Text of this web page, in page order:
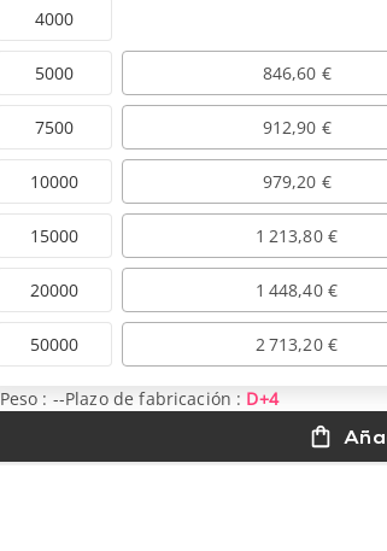
4000
5000
7500
10000
15000
20000
50000
846,60 €
912,90 €
979,20 €
1 213,80 €
1 448,40 €
2 713,20 €
Peso : --Plazo de fabricación : D+4